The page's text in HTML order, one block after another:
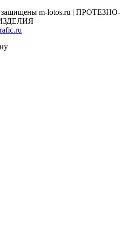
защищены m-lotos.ru | ПРОТЕЗНО-